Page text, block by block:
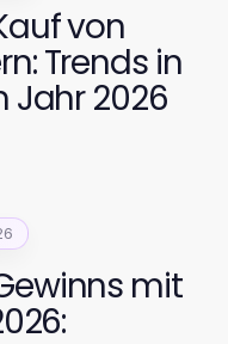
von
Trends in
Jahr 2026
mit